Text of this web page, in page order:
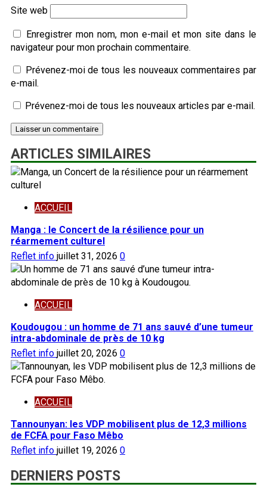
Site web
Enregistrer mon nom, mon e-mail et mon site dans le
navigateur pour mon prochain commentaire.
Prévenez-moi de tous les nouveaux commentaires par
e-mail.
Prévenez-moi de tous les nouveaux articles par e-mail.
ARTICLES SIMILAIRES
ACCUEIL
Manga : le Concert de la résilience pour un
réarmement culturel
Reflet info juillet 31, 2026 0
ACCUEIL
Koudougou : un homme de 71 ans sauvé d’une tumeur
intra-abdominale de près de 10 kg
Reflet info juillet 20, 2026 0
ACCUEIL
Tannounyan: les VDP mobilisent plus de 12,3 millions
de FCFA pour Faso Mêbo
Reflet info juillet 19, 2026 0
DERNIERS POSTS